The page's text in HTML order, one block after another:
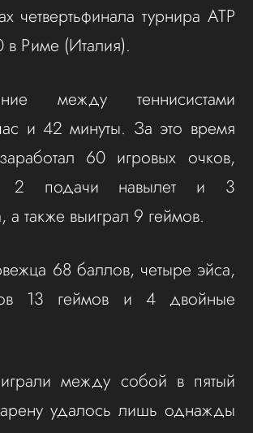
четвертьфинала турнира ATP
в Риме (Италия).
между теннисистами
и 42 минуты. За это время
60 игровых очков,
2 подачи навылет и 3
а также выиграл 9 геймов.
68 баллов, четыре эйса,
13 геймов и 4 двойные
между собой в пятый
удалось лишь однажды